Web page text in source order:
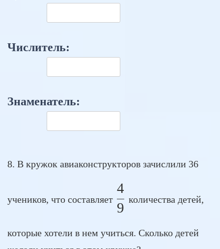
Числитель:
Знаменатель:
8. В кружок авиаконструкторов зачислили 36
учеников, что составляет
\frac{4}{9}
9
4
количества детей,
которые хотели в нем учиться. Сколько детей